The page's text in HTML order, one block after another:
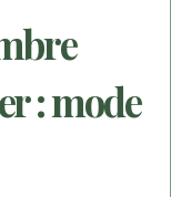
: mode